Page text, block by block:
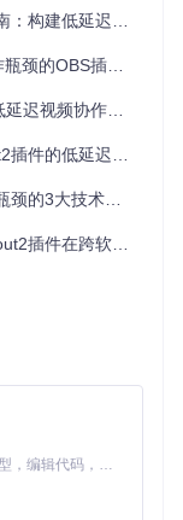
控制在10ms以
迟视频传输工作流
插件解决方案
解决方案全解析
术与跨软件协同方案
与5类实战场景解析
协作中的创新应用
Claude Code 的开源替代方案。连接任意大模型，编辑代码，运行命令，自动验证 — 全自动执行。用 Rust 构建，极致性能。 ｜ An open-source alternative to Claude Code. Connect any LLM, edit code, run commands, and verify changes — autonomously. Built in Rust for speed. Get Started